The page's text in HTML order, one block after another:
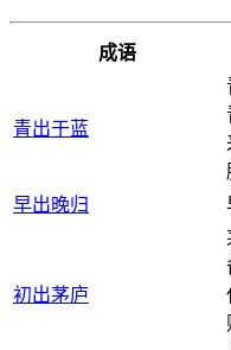
成语
青出于蓝
早出晚归
初出茅庐